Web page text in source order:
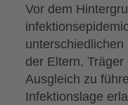
Vor dem
der Eltern,
Ausgleich zu
Infektionslage